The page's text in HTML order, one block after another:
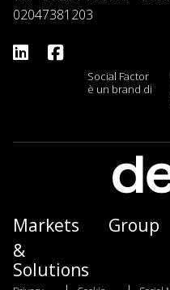
02047381203
Social Factor
è un brand di
Markets
&
Solutions
Group